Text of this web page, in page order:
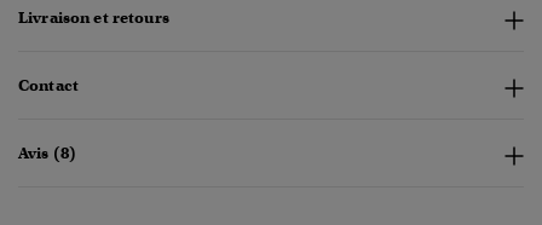
Livraison et retours
Contact
Avis (8)